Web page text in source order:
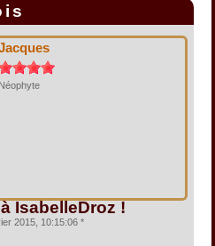
Néophyte
IsabelleDroz !
2015, 10:15:06 *